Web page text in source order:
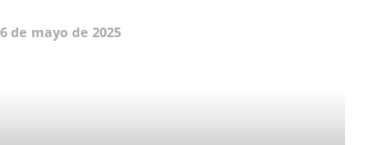
de mayo de 2025